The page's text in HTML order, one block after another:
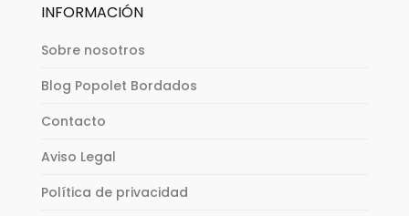
INFORMACIÓN
Sobre nosotros
Blog Popolet Bordados
Contacto
Aviso Legal
Política de privacidad